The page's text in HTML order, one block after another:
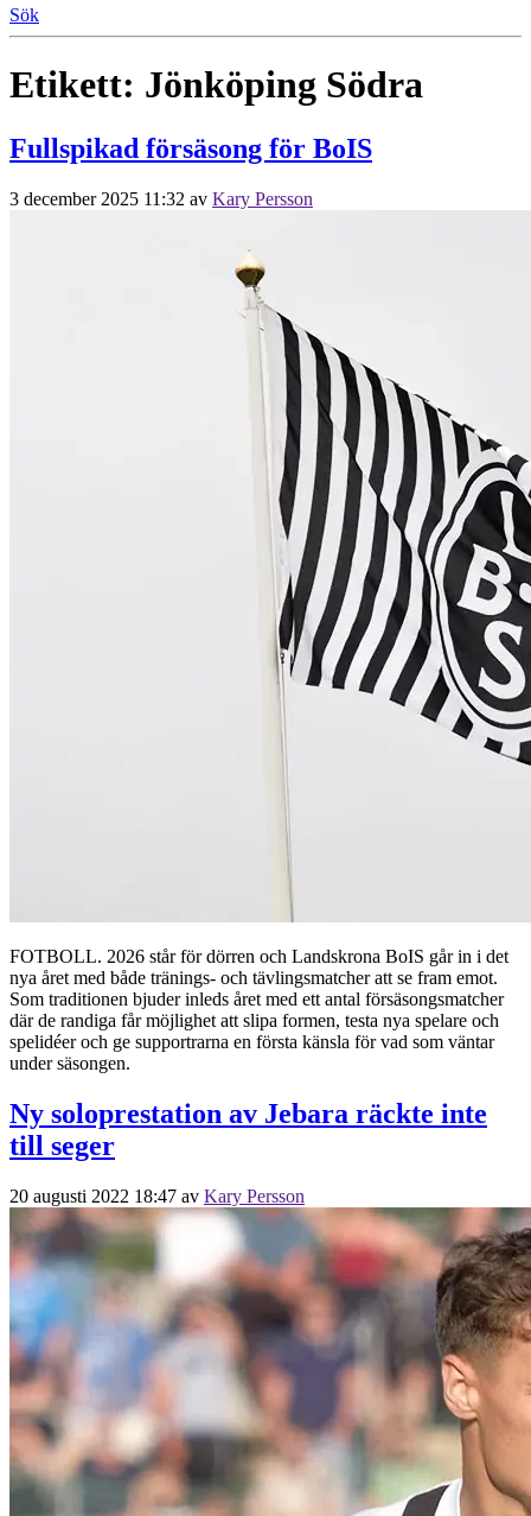
Sök
Etikett: Jönköping Södra
Fullspikad försäsong för BoIS
3 december 2025 11:32 av Kary Persson
FOTBOLL. 2026 står för dörren och Landskrona BoIS går in i det
nya året med både tränings- och tävlingsmatcher att se fram emot.
Som traditionen bjuder inleds året med ett antal försäsongsmatcher
där de randiga får möjlighet att slipa formen, testa nya spelare och
spelidéer och ge supportrarna en första känsla för vad som väntar
under säsongen.
Ny soloprestation av Jebara räckte inte
till seger
20 augusti 2022 18:47 av Kary Persson